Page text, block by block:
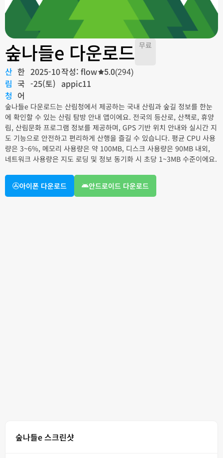
숲나들e 다운로드 무료
산
림
청
한
국
어
2025-10
-25(토)
작성: flow
appic11
5.0(294)
숲나들e 다운로드는 산림청에서 제공하는 국내 산림과 숲길 정보를 한눈
에 확인할 수 있는 산림 탐방 안내 앱이에요. 전국의 등산로, 산책로, 휴양
림, 산림문화 프로그램 정보를 제공하며, GPS 기반 위치 안내와 실시간 지
도 기능으로 안전하고 편리하게 산행을 즐길 수 있습니다. 평균 CPU 사용
량은 3~6%, 메모리 사용량은 약 100MB, 디스크 사용량은 90MB 내외,
네트워크 사용량은 지도 로딩 및 정보 동기화 시 초당 1~3MB 수준이에요.
아이폰 다운로드 안드로이드 다운로드
숲나들e 스크린샷